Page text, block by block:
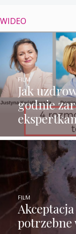
WIDEO
Jak
godnie
FILM
potrzebne
FILM